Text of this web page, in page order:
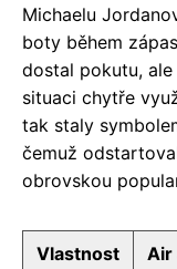
Michaelu
boty během
dostal pokutu,
situaci chytře
tak staly
čemuž
obrovskou
Vlastnost
Air